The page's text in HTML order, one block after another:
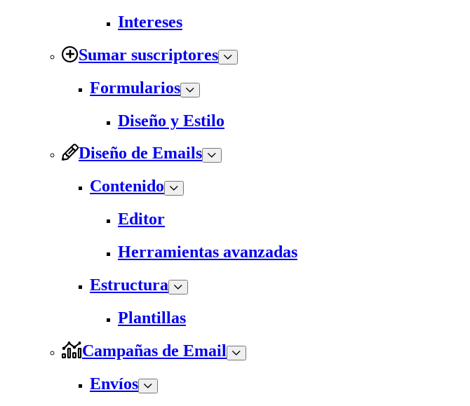
Intereses
Sumar suscriptores
Formularios
Diseño y Estilo
Diseño de Emails
Contenido
Editor
Herramientas avanzadas
Estructura
Plantillas
Campañas de Email
Envíos